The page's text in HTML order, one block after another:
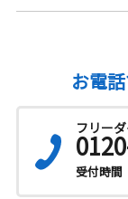
お電
フリー
受付時間